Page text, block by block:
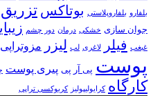
بلفارو بلفاروپلاستی بوتاکس تزریق
جوان سازی خشکی درمان دور چشم
غبغب فیلر لاغری لب لیزر مزوتراپی
پوست پی آر پی پیری پوست
کارگاه کرایولیپولیز کربوکسی تراپی